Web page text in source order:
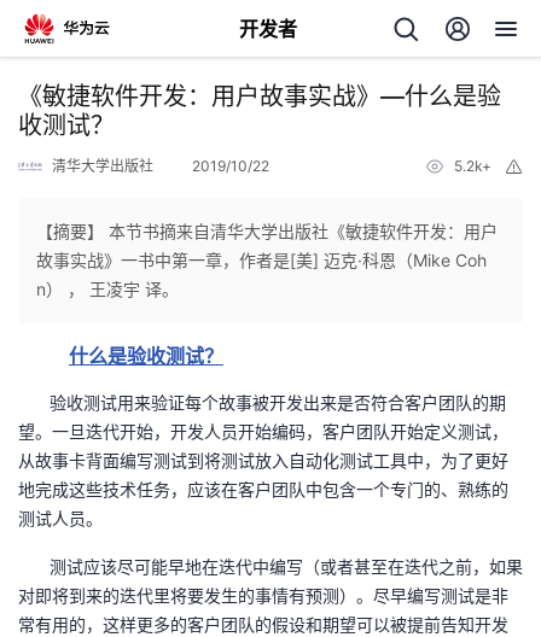
开发者
返
回
个
页
开
发
者
《敏捷软件开发：用户故事实战》—什么是验
收测试？
清华大学出版社 2019/10/22 5.2k+
【摘要】 本节书摘来自清华大学出版社《敏捷软件开发：用户
故事实战》一书中第一章，作者是[美] 迈克·科恩（Mike Coh
n） ， 王凌宇 译。
什么是验收测试？
验收测试用来验证每个故事被开发出来是否符合客户团队的期
望。一旦迭代开始，开发人员开始编码，客户团队开始定义测试，
从故事卡背面编写测试到将测试放入自动化测试工具中，为了更好
地完成这些技术任务，应该在客户团队中包含一个专门的、熟练的
测试人员。
测试应该尽可能早地在迭代中编写（或者甚至在迭代之前，如果
对即将到来的迭代里将要发生的事情有预测）。尽早编写测试是非
常有用的，这样更多的客户团队的假设和期望可以被提前告知开发